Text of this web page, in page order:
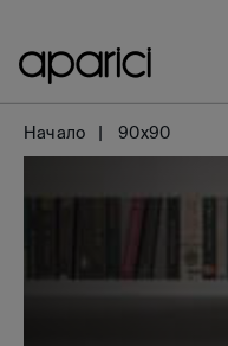
Начало 90x90